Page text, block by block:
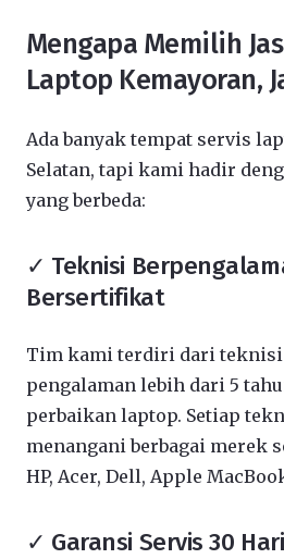
Mengapa Memilih
Laptop Kemayoran,
Ada banyak tempat servis
Selatan, tapi kami hadir
yang berbeda:
✓ Teknisi
Bersertifikat
Tim kami terdiri dari teknisi
pengalaman lebih dari 5
perbaikan laptop. Setiap
menangani berbagai merek
HP, Acer, Dell, Apple
✓ Garansi Servis 30 Hari